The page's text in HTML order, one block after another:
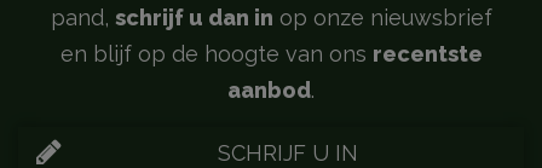
pand, schrijf u dan in op onze nieuwsbrief
en blijf op de hoogte van ons recentste
aanbod.
SCHRIJF U IN